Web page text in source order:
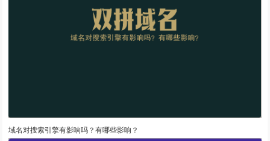
域名对搜索引擎有影响吗？有哪些影响？